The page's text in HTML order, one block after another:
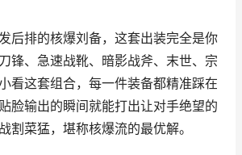
后排的核爆刘备，这套出装完全是你
锋、急速战靴、暗影战斧、末世、宗
看这套组合，每一件装备都精准踩在
脸输出的瞬间就能打出让对手绝望的
割菜猛，堪称核爆流的最优解。